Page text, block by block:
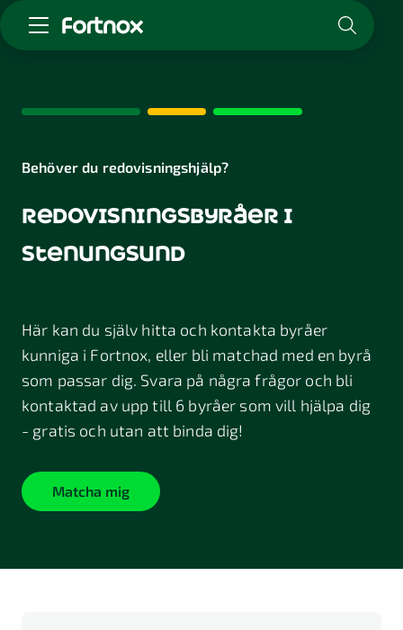
Skaffa Fortnox
Kunskap & inspiration
Logga in
Kontakt
Behöver du redovisningshjälp?
redovisningsbyråer i
stenungsund
Här kan du själv hitta och kontakta byråer
kunniga i Fortnox, eller bli matchad med en byrå
som passar dig. Svara på några frågor och bli
kontaktad av upp till 6 byråer som vill hjälpa dig
- gratis och utan att binda dig!
Matcha mig